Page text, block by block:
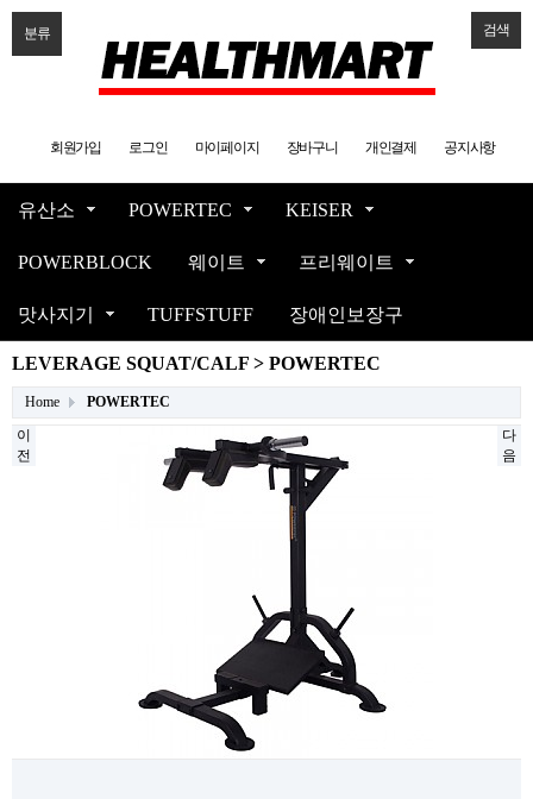
분류 검색
회원가입 로그인 마이페이지 장바구니 개인결제 공지사항
유산소 POWERTEC KEISER
POWERBLOCK 웨이트 프리웨이트
맛사지기 TUFFSTUFF 장애인보장구
LEVERAGE SQUAT/CALF > POWERTEC
Home
POWERTEC
이
전
다
음